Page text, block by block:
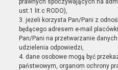
prawnych spoczywających na
ust.1 lit.c RODO),
3. jeżeli korzysta Pan/Pani z
będącego adresem e-mail
Pan/Pani na przetwarzanie
udzielenia odpowiedzi,
4. dane osobowe mogą być
państwowym, organom ochrony